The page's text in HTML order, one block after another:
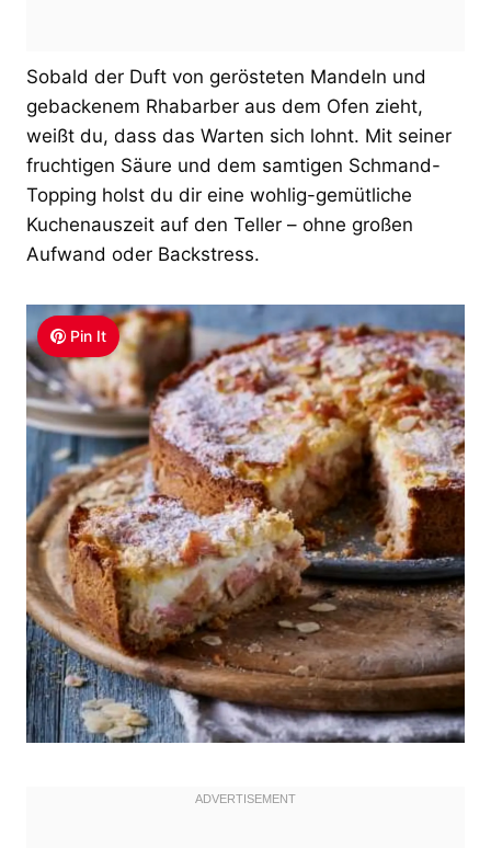
Sobald der Duft von gerösteten Mandeln und
gebackenem Rhabarber aus dem Ofen zieht,
weißt du, dass das Warten sich lohnt. Mit seiner
fruchtigen Säure und dem samtigen Schmand-
Topping holst du dir eine wohlig-gemütliche
Kuchenauszeit auf den Teller – ohne großen
Aufwand oder Backstress.
Pin It